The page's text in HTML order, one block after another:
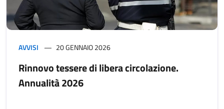
AVVISI 20 GENNAIO 2026
Rinnovo tessere di libera circolazione.
Annualità 2026